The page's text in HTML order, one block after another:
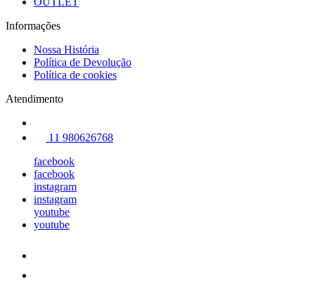
Informações
Nossa História
Política de Devolução
Política de cookies
Atendimento
11 980626768
facebook
facebook
instagram
instagram
youtube
youtube